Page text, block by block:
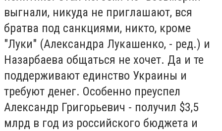
выгнали, никуда не приглашают, вся
братва под санкциями, никто, кроме
"Луки" (Александра Лукашенко, - ред.) и
Назарбаева общаться не хочет. Да и те
поддерживают единство Украины и
требуют денег. Особенно преуспел
Александр Григорьевич - получил $3,5
млрд в год из российского бюджета и